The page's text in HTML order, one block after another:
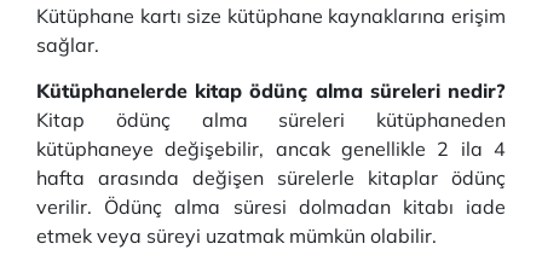
Kütüphane kartı size kütüphane kaynaklarına erişim
sağlar.
Kütüphanelerde kitap ödünç alma süreleri nedir?
Kitap ödünç alma süreleri kütüphaneden
kütüphaneye değişebilir, ancak genellikle 2 ila 4
hafta arasında değişen sürelerle kitaplar ödünç
verilir. Ödünç alma süresi dolmadan kitabı iade
etmek veya süreyi uzatmak mümkün olabilir.